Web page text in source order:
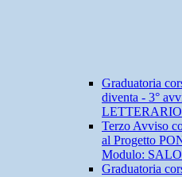
Graduatoria
diventa - 3°
LETTERARIO
Terzo Avviso
al Progetto
Modulo:
Graduatoria